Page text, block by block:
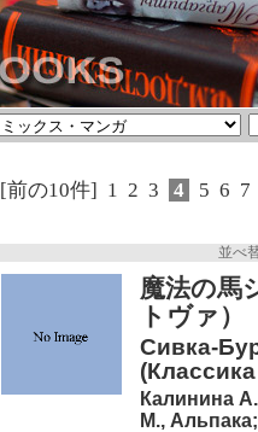
[前の10件] 1 2 3 4 5 6 7
並べ
魔法の
トヴァ
Сивка-
Калинина А.
М.,